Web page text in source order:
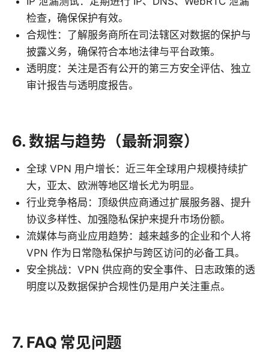
检查，确保保护有效。
合规性：了解服务商所在司法辖区对数据的保护与
披露义务，确保符合本地法律与平台政策。
透明度：关注是否有公开的第三方安全评估、独立
审计报告与透明度报告。
6. 数据与趋势（最新洞察）
全球 VPN 用户增长：近三年全球用户规模持续扩
大，亚太、欧洲等地区增长尤为明显。
行业竞争格局：顶级供应商通过扩展服务器、提升
协议多样性、加强隐私保护来提升市场份额。
流媒体与商业应用趋势：越来越多的企业和个人将
VPN 作为日常隐私保护与跨区访问的必备工具。
安全挑战：VPN 供应商的安全事件、日志政策的透
明度以及数据保护合规性仍是用户关注重点。
7. FAQ 常见问题